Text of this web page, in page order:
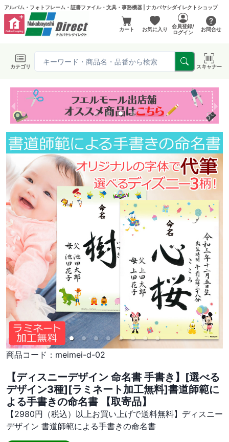
アルバム・フォトフレーム・証書ファイル・文具・事務機器 | ナカバヤシダイレクトショップ
カート お気に入り
会員登録/
ログイン
お問合せ
カテゴリ スキャナー
商品コード： meimei-d-02
【ディスニーデザイン 命名書 手書き】[選べる
デザイン3種][ラミネート加工無料]書道師範に
よる手書きの命名書 【取寄品】
【2980円（税込）以上お買い上げで送料無料】ディスニー
デザイン 書道師範による手書きの命名書